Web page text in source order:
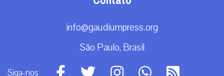
info@gaudiumpress.org
São Paulo, Brasil
Siga-nos